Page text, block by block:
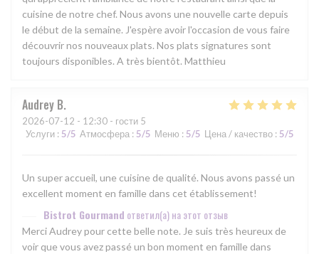
cuisine de notre chef. Nous avons une nouvelle carte depuis
le début de la semaine. J'espère avoir l'occasion de vous faire
découvrir nos nouveaux plats. Nos plats signatures sont
toujours disponibles. A très bientôt. Matthieu
Audrey B
2026-07-12 - 12:30 - гости 5
Услуги : 5/5 Атмосфера : 5/5 Меню : 5/5 Цена / качество : 5/5
Un super accueil, une cuisine de qualité. Nous avons passé un
excellent moment en famille dans cet établissement!
Bistrot Gourmand ответил(а) на этот отзыв
Merci Audrey pour cette belle note. Je suis très heureux de
voir que vous avez passé un bon moment en famille dans